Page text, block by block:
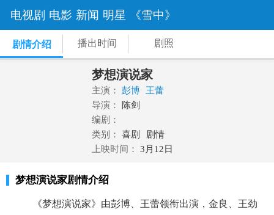
电视剧 电影 新闻 明星 《雪中》
剧情介绍 播出时间 剧照
梦想演说家
主演： 彭博
王蕾
导演：
陈剑
编剧：
类别：
喜剧
剧情
上映时间：
3月12日
梦想演说家剧情介绍
《梦想演说家》由彭博、王蕾领衔出演，金良、王劲